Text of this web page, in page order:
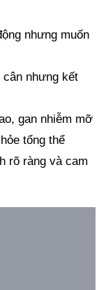
nhưng muốn
nhưng kết
gan nhiễm mỡ
tổng thể
rõ ràng và cam